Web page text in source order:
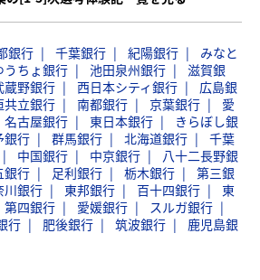
銀行 千葉銀行 紀陽銀行
みなと
うちょ銀行 池田泉州銀行
滋賀銀
蔵野銀行 西日本シティ銀行
広島銀
共立銀行 南都銀行 京葉銀行
愛
名古屋銀行 東日本銀行
きらぼし銀
銀行 群馬銀行 北海道銀行
千葉
中国銀行 中京銀行
八十二長野銀
銀行 足利銀行 栃木銀行
第三銀
川銀行 東邦銀行 百十四銀行
東
第四銀行 愛媛銀行
スルガ銀行
行 肥後銀行 筑波銀行
鹿児島銀